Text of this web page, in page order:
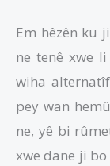
Em hêzên ku
ne tenê xwe
wiha
pey wan
ne, yê bi
xwe dane ji